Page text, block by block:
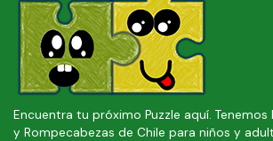
Encuentra tu próximo Puzzle aquí. Tenemos
y Rompecabezas de Chile para niños y